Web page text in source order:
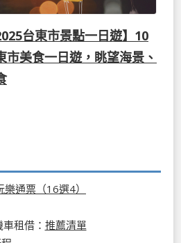
台東市景點一日遊】10
市美食一日遊，眺望海景、
通票（16選4）
租借： 推薦清單